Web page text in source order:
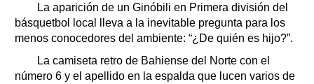
La aparición de un Ginóbili en Primera división del
básquetbol local lleva a la inevitable pregunta para los
menos conocedores del ambiente: “¿De quién es hijo?”.
La camiseta retro de Bahiense del Norte con el
número 6 y el apellido en la espalda que lucen varios de